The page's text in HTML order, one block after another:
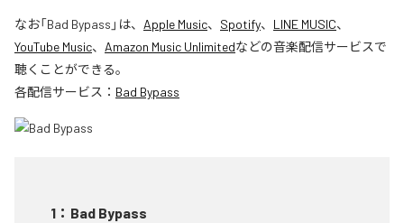
なお「Bad Bypass 」は、 Apple Music、 Spotify、 LINE MUSIC、
YouTube Music、 Amazon Music Unlimitedなどの音楽配信サービスで
聴くことができる。
各配信サービス： Bad Bypass
1 ： Bad Bypass